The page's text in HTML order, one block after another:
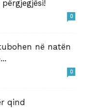
0
në natën
0
qind